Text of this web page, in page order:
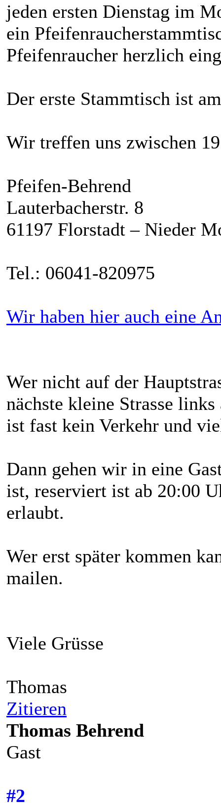
jeden ersten Dienstag im
ein
Pfeifenraucher herzlich
Der erste Stammtisch ist
Wir treffen uns zwischen
Pfeifen-Behrend
Lauterbacherstr. 8
61197 Florstadt – Nieder
Tel.: 06041-820975
Wir haben hier auch eine
Wer nicht auf der
nächste kleine Strasse
ist fast kein Verkehr und
Dann gehen wir in eine
ist, reserviert ist ab 20:00
erlaubt.
Wer erst später kommen
mailen.
Viele Grüsse
Thomas
Zitieren
Thomas Behrend
Gast
#2